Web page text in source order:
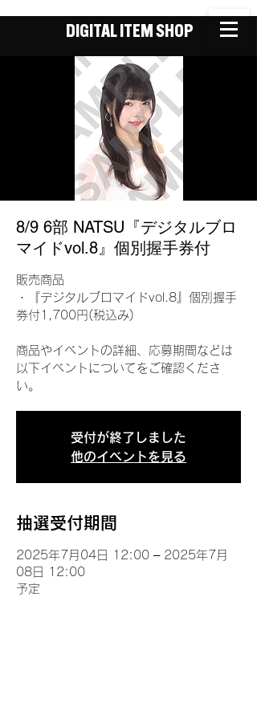
DIGITAL ITEM SHOP
8/9 6部 NATSU『デジタルブロ
マイドvol.8』個別握手券付
販売商品
・『デジタルブロマイドvol.8』個別握手
券付1,700円(税込み)
商品やイベントの詳細、応募期間などは
以下イベントについてをご確認くださ
い。
受付が終了しました
他のイベントを見る
抽選受付期間
2025年7月04日 12:00 – 2025年7月
08日 12:00
予定